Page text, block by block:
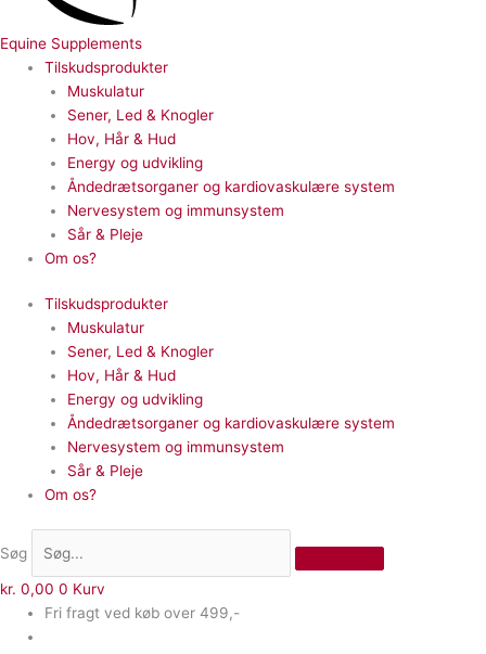
Equine Supplements
Tilskudsprodukter
Muskulatur
Sener, Led & Knogler
Hov, Hår & Hud
Energy og udvikling
Åndedrætsorganer og kardiovaskulære system
Nervesystem og immunsystem
Sår & Pleje
Om os?
Tilskudsprodukter
Muskulatur
Sener, Led & Knogler
Hov, Hår & Hud
Energy og udvikling
Åndedrætsorganer og kardiovaskulære system
Nervesystem og immunsystem
Sår & Pleje
Om os?
Søg
kr. 0,00 0 Kurv
Fri fragt ved køb over 499,-